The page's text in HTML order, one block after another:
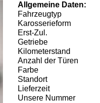
Allgemeine Daten:
Fahrzeugtyp
Karosserieform
Erst-Zul.
Getriebe
Kilometerstand
Anzahl der Türen
Farbe
Standort
Lieferzeit
Unsere Nummer